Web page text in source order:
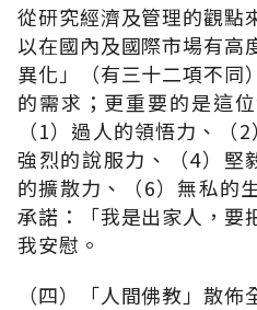
從研究經濟及管理的觀點
以在國內及國際市場有高
異化」（有三十二項不同
的需求；更重要的是這
（1）過人的領悟力、（
強烈的說服力、（4）堅
的擴散力、（6）無私的
承諾：「我是出家人，要
我安慰。
（四）「人間佛教」散佈